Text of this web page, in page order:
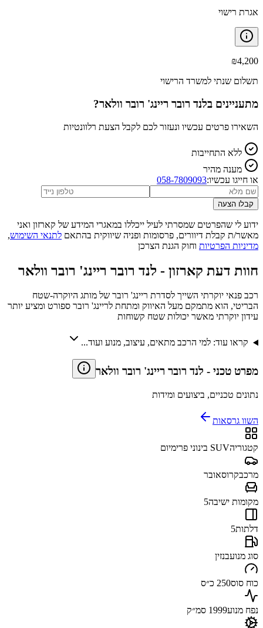
אגרת רישוי
₪4,200
תשלום שנתי למשרד הרישוי
מתעניינים בלנד רובר ריינג' רובר וולאר?
השאירו פרטים עכשיו ונעזור לכם לקבל הצעת רלוונטיות
ללא התחייבות
מענה מהיר
או חייגו עכשיו:058-7809093
קבלו הצעה
ידוע לי שהפרטים שמסרתי לעיל ייכללו במאגרי המידע של קארזון ואני
מאשר/ת קבלת דיוורים, פרסומות ופניה שיווקית בהתאם לתנאי השימוש,
מדיניות הפרטיות וחוק הגנת הצרכן
חוות דעת קארזון - לנד רובר ריינג' רובר וולאר
רכב פנאי יוקרתי השייך לסדרת ריינג' רובר של מותג היוקרה-שטח
הבריטי, הוא מתמקם מעל האיווק ומתחת לריינג' רובר ספורט ומציע יותר
עידון יוקרתי מאשר יכולות שטח קשוחות
קראו עוד: למי הרכב מתאים, עיצוב, מנוע ועוד...
מפרט טכני - לנד רובר ריינג' רובר וולאר
נתונים טכניים, ביצועים ומידות
השוו גרסאות
קטגוריהSUV בינוני פרימיום
מרכבקרוסאובר
מקומות ישיבה5
דלתות5
סוג מנועבנזין
כוח סוס250 כ״ס
נפח מנוע1999 סמ״ק